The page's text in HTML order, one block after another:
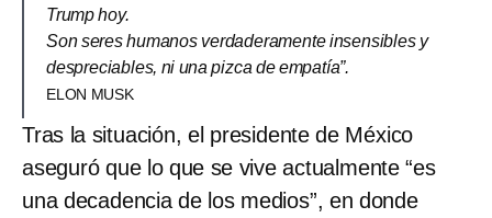
Trump hoy.
Son seres humanos verdaderamente insensibles y
despreciables, ni una pizca de empatía”.
ELON MUSK
Tras la situación, el presidente de México
aseguró que lo que se vive actualmente “es
una decadencia de los medios”, en donde